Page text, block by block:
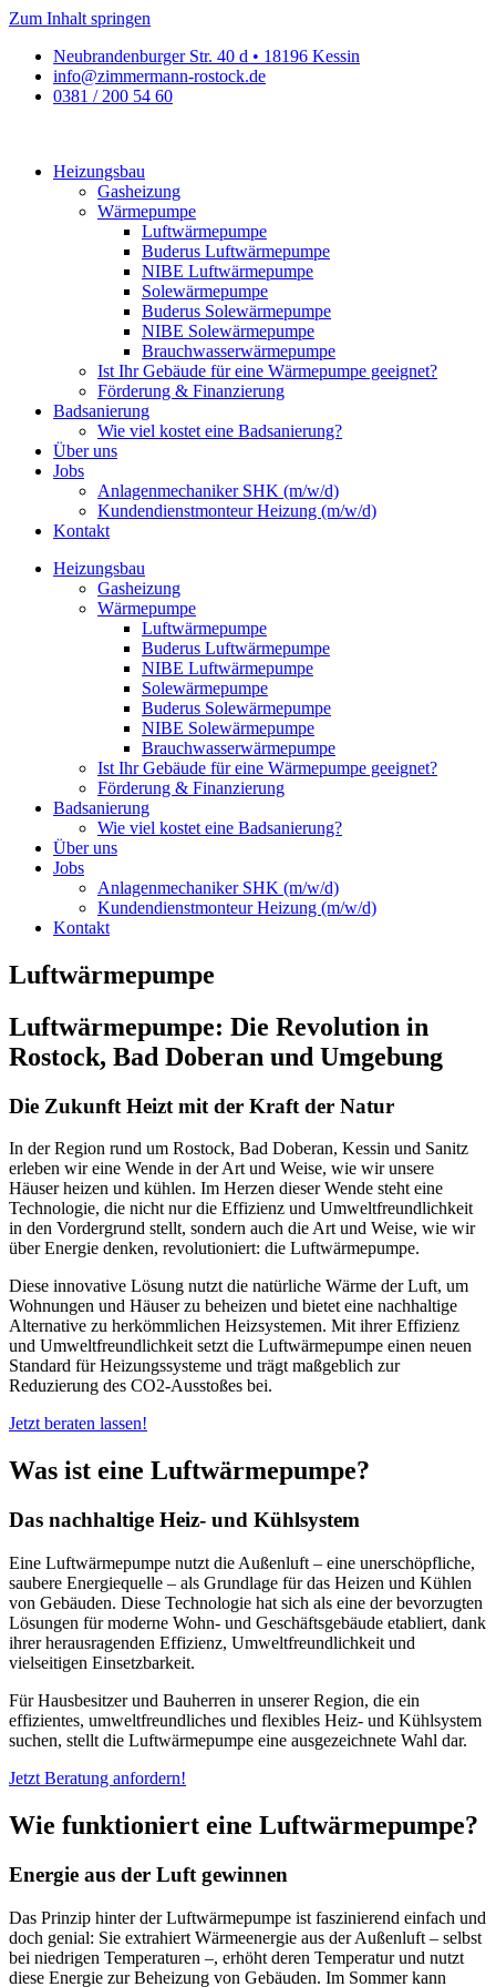
Zum Inhalt springen
Neubrandenburger Str. 40 d • 18196 Kessin
info@zimmermann-rostock.de
0381 / 200 54 60
Heizungsbau
Gasheizung
Wärmepumpe
Luftwärmepumpe
Buderus Luftwärmepumpe
NIBE Luftwärmepumpe
Solewärmepumpe
Buderus Solewärmepumpe
NIBE Solewärmepumpe
Brauchwasserwärmepumpe
Ist Ihr Gebäude für eine Wärmepumpe geeignet?
Förderung & Finanzierung
Badsanierung
Wie viel kostet eine Badsanierung?
Über uns
Jobs
Anlagenmechaniker SHK (m/w/d)
Kundendienstmonteur Heizung (m/w/d)
Kontakt
Heizungsbau
Gasheizung
Wärmepumpe
Luftwärmepumpe
Buderus Luftwärmepumpe
NIBE Luftwärmepumpe
Solewärmepumpe
Buderus Solewärmepumpe
NIBE Solewärmepumpe
Brauchwasserwärmepumpe
Ist Ihr Gebäude für eine Wärmepumpe geeignet?
Förderung & Finanzierung
Badsanierung
Wie viel kostet eine Badsanierung?
Über uns
Jobs
Anlagenmechaniker SHK (m/w/d)
Kundendienstmonteur Heizung (m/w/d)
Kontakt
Luftwärmepumpe
Luftwärmepumpe: Die Revolution in
Rostock, Bad Doberan und Umgebung
Die Zukunft Heizt mit der Kraft der Natur
In der Region rund um Rostock, Bad Doberan, Kessin und Sanitz
erleben wir eine Wende in der Art und Weise, wie wir unsere
Häuser heizen und kühlen. Im Herzen dieser Wende steht eine
Technologie, die nicht nur die Effizienz und Umweltfreundlichkeit
in den Vordergrund stellt, sondern auch die Art und Weise, wie wir
über Energie denken, revolutioniert: die Luftwärmepumpe.
Diese innovative Lösung nutzt die natürliche Wärme der Luft, um
Wohnungen und Häuser zu beheizen und bietet eine nachhaltige
Alternative zu herkömmlichen Heizsystemen. Mit ihrer Effizienz
und Umweltfreundlichkeit setzt die Luftwärmepumpe einen neuen
Standard für Heizungssysteme und trägt maßgeblich zur
Reduzierung des CO2-Ausstoßes bei.
Jetzt beraten lassen!
Was ist eine Luftwärmepumpe?
Das nachhaltige Heiz- und Kühlsystem
Eine Luftwärmepumpe nutzt die Außenluft – eine unerschöpfliche,
saubere Energiequelle – als Grundlage für das Heizen und Kühlen
von Gebäuden. Diese Technologie hat sich als eine der bevorzugten
Lösungen für moderne Wohn- und Geschäftsgebäude etabliert, dank
ihrer herausragenden Effizienz, Umweltfreundlichkeit und
vielseitigen Einsetzbarkeit.
Für Hausbesitzer und Bauherren in unserer Region, die ein
effizientes, umweltfreundliches und flexibles Heiz- und Kühlsystem
suchen, stellt die Luftwärmepumpe eine ausgezeichnete Wahl dar.
Jetzt Beratung anfordern!
Wie funktioniert eine Luftwärmepumpe?
Energie aus der Luft gewinnen
Das Prinzip hinter der Luftwärmepumpe ist faszinierend einfach und
doch genial: Sie extrahiert Wärmeenergie aus der Außenluft – selbst
bei niedrigen Temperaturen –, erhöht deren Temperatur und nutzt
diese Energie zur Beheizung von Gebäuden. Im Sommer kann